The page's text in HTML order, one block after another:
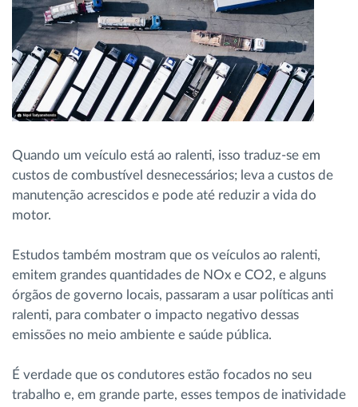
Identificação automática de condutores
Ver todas as funcionalidades
atividade da frota
Calculadora de Benefícios
Quando um veículo está ao ralenti, isso traduz-se em
custos de combustível desnecessários; leva a custos de
manutenção acrescidos e pode até reduzir a vida do
motor.
Estudos também mostram que os veículos ao ralenti,
emitem grandes quantidades de NOx e CO2, e alguns
órgãos de governo locais, passaram a usar políticas anti
ralenti, para combater o impacto negativo dessas
emissões no meio ambiente e saúde pública.
É verdade que os condutores estão focados no seu
trabalho e, em grande parte, esses tempos de inatividade